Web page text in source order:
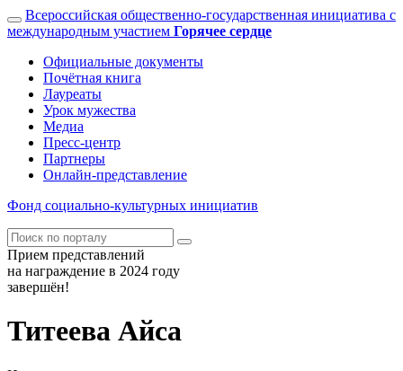
Всероссийская общественно-государственная инициатива с
международным участием Горячее сердце
Официальные документы
Почётная книга
Лауреаты
Урок мужества
Медиа
Пресс-центр
Партнеры
Онлайн-представление
Фонд социально-культурных инициатив
Прием представлений
на награждение в 2024 году
завершён!
Титеева Айса